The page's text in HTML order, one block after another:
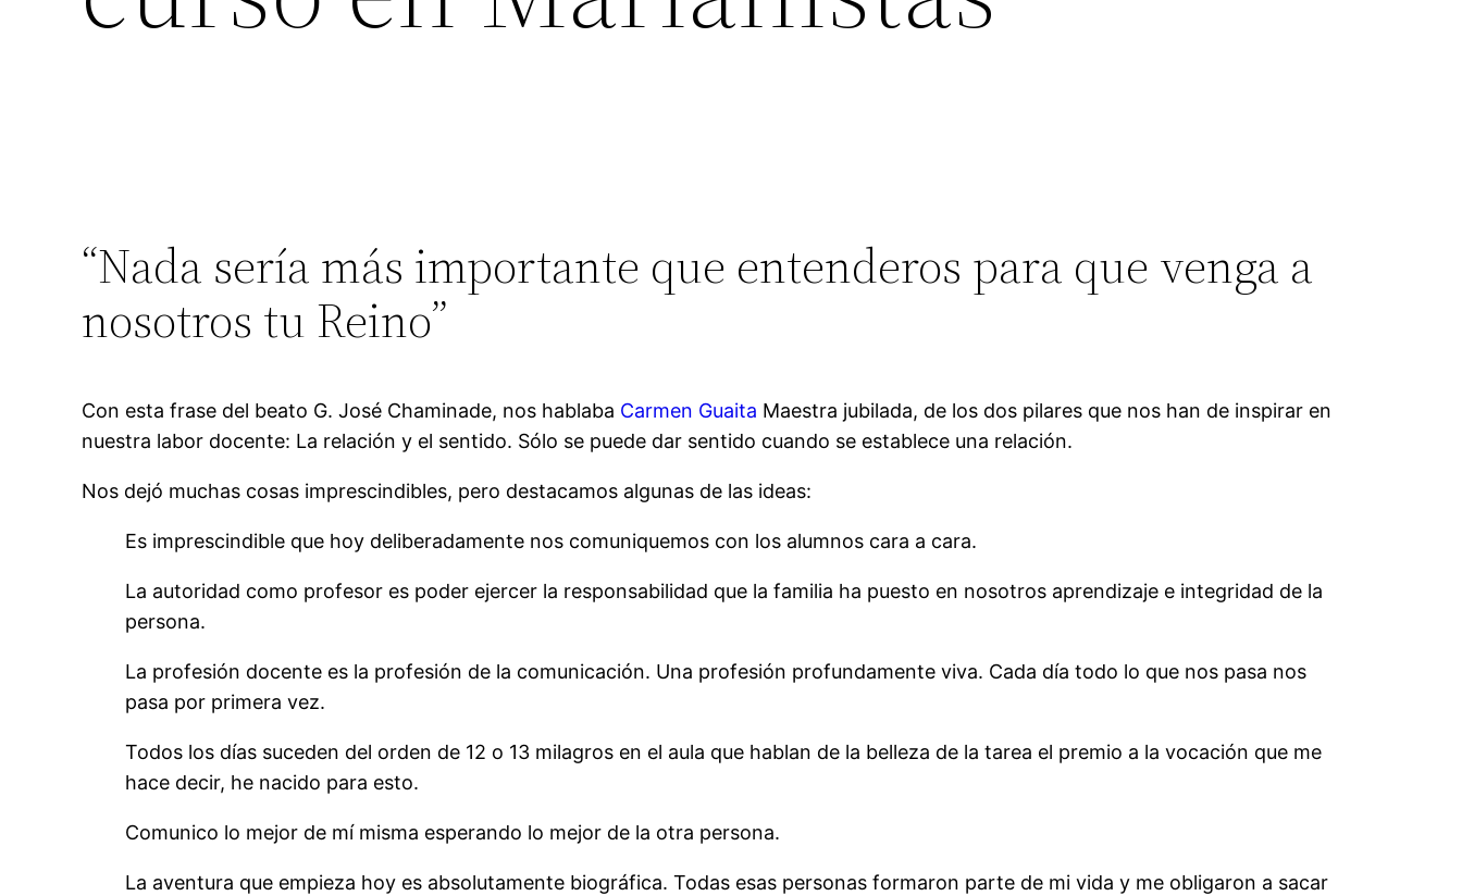
“Nada sería más importante que entenderos para que venga a
nosotros tu Reino”
Con esta frase del beato G. José Chaminade, nos hablaba Carmen Guaita Maestra jubilada, de los dos pilares que nos han de inspirar en
nuestra labor docente: La relación y el sentido. Sólo se puede dar sentido cuando se establece una relación.
Nos dejó muchas cosas imprescindibles, pero destacamos algunas de las ideas:
Es imprescindible que hoy deliberadamente nos comuniquemos con los alumnos cara a cara.
La autoridad como profesor es poder ejercer la responsabilidad que la familia ha puesto en nosotros aprendizaje e integridad de la
persona.
La profesión docente es la profesión de la comunicación. Una profesión profundamente viva. Cada día todo lo que nos pasa nos
pasa por primera vez.
Todos los días suceden del orden de 12 o 13 milagros en el aula que hablan de la belleza de la tarea el premio a la vocación que me
hace decir, he nacido para esto.
Comunico lo mejor de mí misma esperando lo mejor de la otra persona.
La aventura que empieza hoy es absolutamente biográfica. Todas esas personas formaron parte de mi vida y me obligaron a sacar